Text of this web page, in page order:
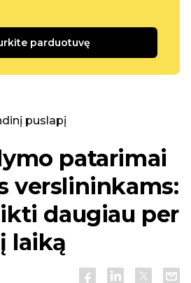
parduotuvę
puslapį
patarimai
verslininkams:
daugiau per
laiką